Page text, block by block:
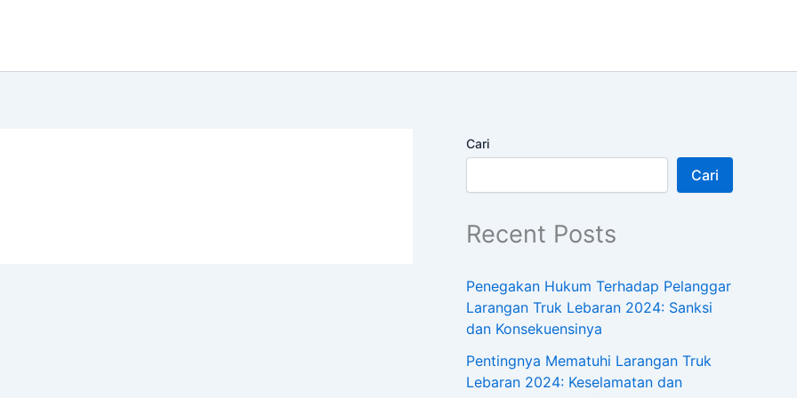
Cari
Cari
Recent Posts
Penegakan Hukum Terhadap Pelanggar
Larangan Truk Lebaran 2024: Sanksi
dan Konsekuensinya
Pentingnya Mematuhi Larangan Truk
Lebaran 2024: Keselamatan dan